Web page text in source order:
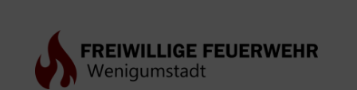
springen